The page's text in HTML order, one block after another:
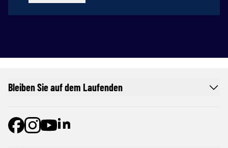
Bleiben Sie auf dem Laufenden